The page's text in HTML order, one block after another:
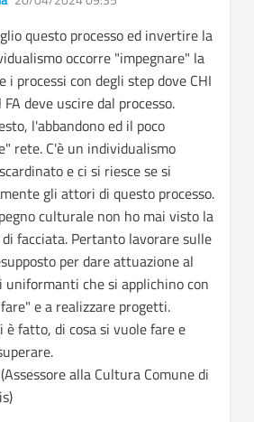
questo processo ed invertire la
occorre "impegnare" la
i processi con degli step dove CHI
deve uscire dal processo.
l'abbandono ed il poco
rete. C'è un individualismo
e ci si riesce se si
gli attori di questo processo.
culturale non ho mai visto la
facciata. Pertanto lavorare sulle
per dare attuazione al
uniformanti che si applichino con
e a realizzare progetti.
è fatto, di cosa si vuole fare e
alla Cultura Comune di